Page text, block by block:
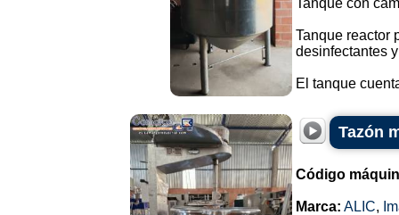
Tanque con
Tanque reactor
desinfectantes
El tanque
Tazón
Código
Marca: ALIC,